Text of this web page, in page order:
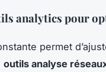
analytics pour
permet
outils analyse